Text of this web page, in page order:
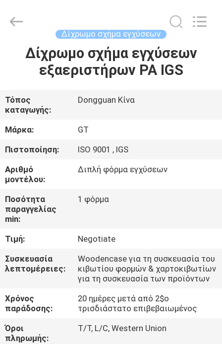
ΣΠΊΤΙ
ΠΕΡΊΠΟΥ
ΕΜΕΊΣ
ΓΎΡΟΣ
ΕΡΓΟΣΤΑΣΊΩΝ
ΠΟΙΟΤΙΚΌΣ
ΈΛΕΓΧΟΣ
ΜΑΣ
ΕΛΆΤΕ
ΣΕ
ΕΠΑΦΉ
ΜΕ
MOULD
FACTORY.
Δίχρωμο σχήμα εγχύσεων
Δίχρωμο σχήμα εγχύσεων
εξαεριστήρων PA IGS
Τόπος
καταγωγής:
Dongguan Κίνα
Μάρκα:
GT
Πιστοποίηση:
ISO 9001 , IGS
Αριθμό
μοντέλου:
Διπλή φόρμα εγχύσεων
Ποσότητα
παραγγελίας
min:
1 φόρμα
Τιμή:
Negotiate
Συσκευασία
λεπτομέρειες:
Woodencase για τη συσκευασία του
κιβωτίου φορμών & χαρτοκιβωτίων
για τη συσκευασία των προϊόντων
Χρόνος
παράδοσης:
20 ημέρες μετά από 2$ο
τρισδιάστατο επιβεβαιωμένος
Όροι
πληρωμής:
T/T, L/C, Western Union